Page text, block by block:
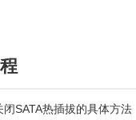
SATA热插拔的具体方法